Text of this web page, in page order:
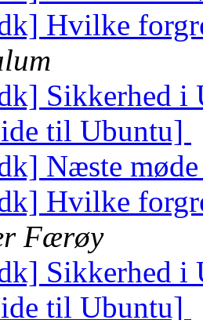
Hvilke
Sikkerhed i
til Ubuntu]
Næste
Hvilke
Færøy
Sikkerhed i
til Ubuntu]